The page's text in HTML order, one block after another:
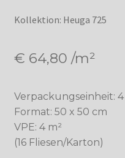
Kollektion: Heuga 725
€ 64,80 /m²
Verpackungseinheit: 4
Format: 50 x 50 cm
VPE: 4 m²
(16 Fliesen/Karton)